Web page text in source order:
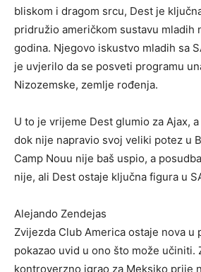
bliskom i dragom srcu, Dest je
pridružio američkom sustavu mladih
godina. Njegovo iskustvo mladih sa
je uvjerilo da se posveti programu
Nizozemske, zemlje rođenja.
U to je vrijeme Dest glumio za Ajax,
dok nije napravio svoj veliki potez u
Camp Nouu nije baš uspio, a
nije, ali Dest ostaje ključna figura u
Alejando Zendejas
Zvijezda Club America ostaje nova u
pokazao uvid u ono što može učiniti.
kontroverzno igrao za Meksiko prije